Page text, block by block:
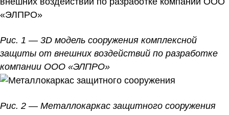
Рис. 1 — 3D модель сооружения комплексной
защиты от внешних воздействий по разработке
компании ООО «ЭЛПРО»
Рис. 2 — Металлокаркас защитного сооружения